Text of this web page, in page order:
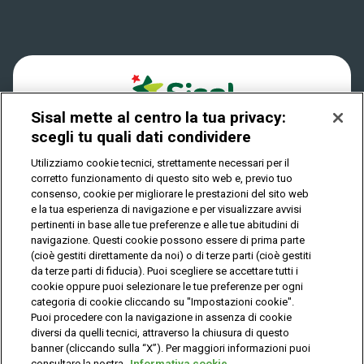
Play Your Date
Privacy
IL GIOCO È VIETATO AI MINORI E PUÒ CAUSARE
DIPENDENZA PATOLOGICA
© Copyright Sisal Italia S.p.A. - P.I. 02433760135
Privacy Cookies
Mappa
del
sito
Sisal mette al centro la tua privacy:
scegli tu quali dati condividere
Utilizziamo cookie tecnici, strettamente necessari per il
corretto funzionamento di questo sito web e, previo tuo
consenso, cookie per migliorare le prestazioni del sito web
e la tua esperienza di navigazione e per visualizzare avvisi
pertinenti in base alle tue preferenze e alle tue abitudini di
navigazione. Questi cookie possono essere di prima parte
(cioè gestiti direttamente da noi) o di terze parti (cioè gestiti
da terze parti di fiducia). Puoi scegliere se accettare tutti i
cookie oppure puoi selezionare le tue preferenze per ogni
categoria di cookie cliccando su "Impostazioni cookie".
Puoi procedere con la navigazione in assenza di cookie
diversi da quelli tecnici, attraverso la chiusura di questo
banner (cliccando sulla “X”). Per maggiori informazioni puoi